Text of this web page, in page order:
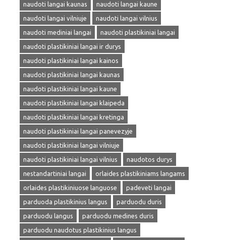
naudoti langai kaunas
naudoti langai kaune
naudoti langai vilniuje
naudoti langai vilnius
naudoti mediniai langai
naudoti plastikiniai langai
naudoti plastikiniai langai ir durys
naudoti plastikiniai langai kainos
naudoti plastikiniai langai kaunas
naudoti plastikiniai langai kaune
naudoti plastikiniai langai klaipeda
naudoti plastikiniai langai kretinga
naudoti plastikiniai langai panevezyje
naudoti plastikiniai langai vilniuje
naudoti plastikiniai langai vilnius
naudotos durys
nestandartiniai langai
orlaides plastikiniams langams
orlaides plastikiniuose languose
padeveti langai
parduoda plastikinius langus
parduodu duris
parduodu langus
parduodu medines duris
parduodu naudotus plastikinius langus